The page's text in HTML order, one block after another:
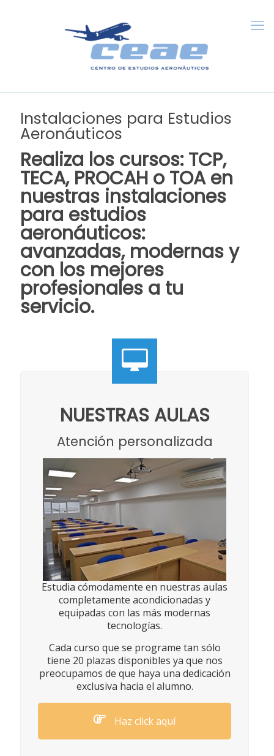
Instalaciones para Estudios
Aeronáuticos
Realiza los cursos: TCP,
TECA, PROCAH o TOA en
nuestras instalaciones
para estudios
aeronáuticos:
avanzadas, modernas y
con los mejores
profesionales a tu
servicio.
NUESTRAS AULAS
Atención personalizada
Estudia cómodamente en nuestras aulas
completamente acondicionadas y
equipadas con las más modernas
tecnologías.
Cada curso que se programe tan sólo
tiene 20 plazas disponibles ya que nos
preocupamos de que haya una dedicación
exclusiva hacia el alumno.
Haz click aquí